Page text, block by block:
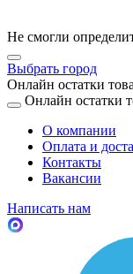
Не смогли
Выбрать город
Онлайн остатки
Онлайн остатки
О компании
Оплата и
Контакты
Вакансии
Написать нам